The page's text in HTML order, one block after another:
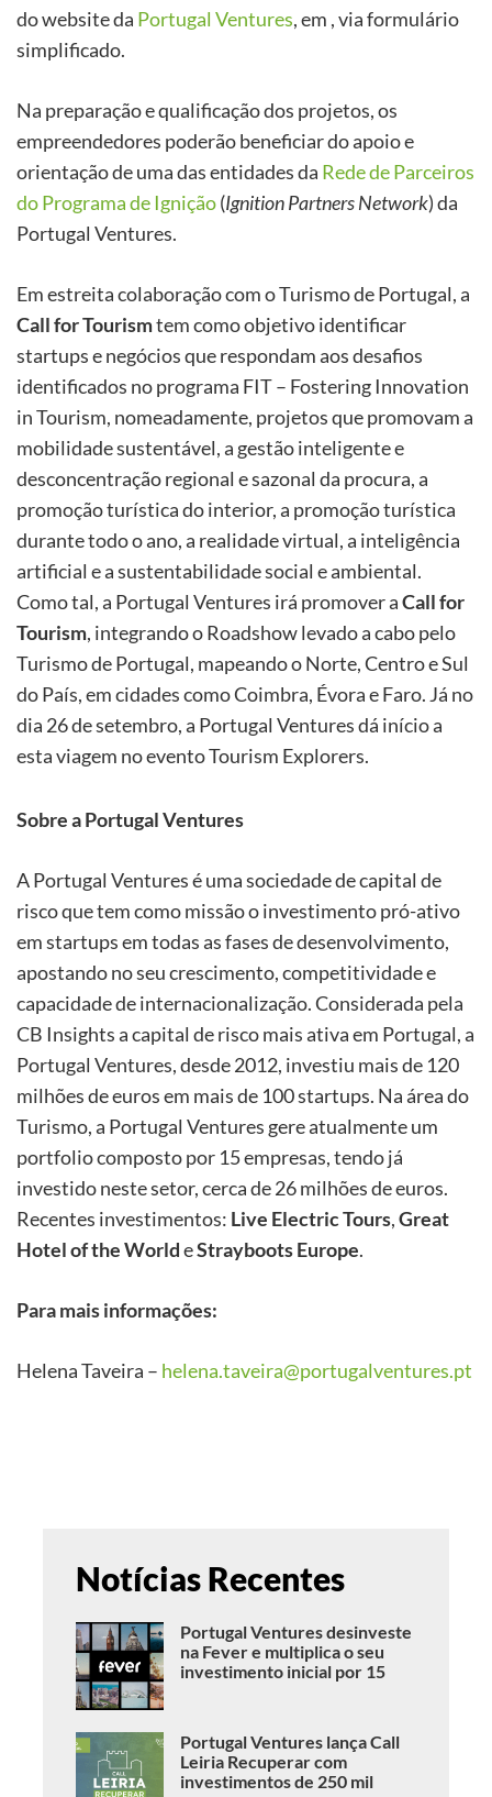
do website da Portugal Ventures, em , via formulário
simplificado.
Na preparação e qualificação dos projetos, os
empreendedores poderão beneficiar do apoio e
orientação de uma das entidades da Rede de Parceiros
do Programa de Ignição(Ignition Partners Network) da
Portugal Ventures.
Em estreita colaboração com o Turismo de Portugal, a
Call for Tourismtem como objetivo identificar
startups e negócios que respondam aos desafios
identificados no programa FIT – Fostering Innovation
in Tourism, nomeadamente, projetos que promovam a
mobilidade sustentável, a gestão inteligente e
desconcentração regional e sazonal da procura, a
promoção turística do interior, a promoção turística
durante todo o ano, a realidade virtual, a inteligência
artificial e a sustentabilidade social e ambiental.
Como tal, a Portugal Ventures irá promover aCall for
Tourism, integrando o Roadshow levado a cabo pelo
Turismo de Portugal, mapeando o Norte, Centro e Sul
do País, em cidades como Coimbra, Évora e Faro. Já no
dia 26 de setembro, a Portugal Ventures dá início a
esta viagem no evento Tourism Explorers.
Sobre a Portugal Ventures
A Portugal Ventures é uma sociedade de capital de
risco que tem como missão o investimento pró-ativo
em startups em todas as fases de desenvolvimento,
apostando no seu crescimento, competitividade e
capacidade de internacionalização. Considerada pela
CB Insights a capital de risco mais ativa em Portugal, a
Portugal Ventures, desde 2012, investiu mais de 120
milhões de euros em mais de 100 startups. Na área do
Turismo, a Portugal Ventures gere atualmente um
portfolio composto por 15 empresas, tendo já
investido neste setor, cerca de 26 milhões de euros.
Recentes investimentos: Live Electric Tours,Great
Hotel of the WorldeStrayboots Europe.
Para mais informações:
Helena Taveira – helena.taveira@portugalventures.pt
Notícias Recentes
Portugal Ventures desinveste
na Fever e multiplica o seu
investimento inicial por 15
Portugal Ventures lança Call
Leiria Recuperar com
investimentos de 250 mil